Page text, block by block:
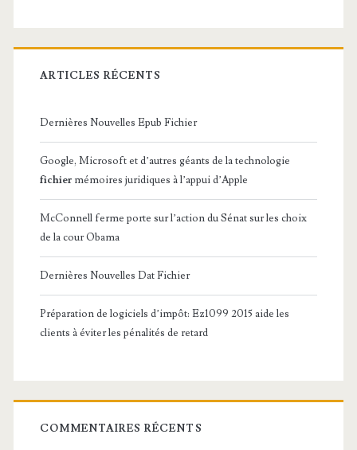
ARTICLES RÉCENTS
Dernières Nouvelles Epub Fichier
Google, Microsoft et d’autres géants de la technologie
fichier mémoires juridiques à l’appui d’Apple
McConnell ferme porte sur l’action du Sénat sur les choix
de la cour Obama
Dernières Nouvelles Dat Fichier
Préparation de logiciels d’impôt: Ez1099 2015 aide les
clients à éviter les pénalités de retard
COMMENTAIRES RÉCENTS